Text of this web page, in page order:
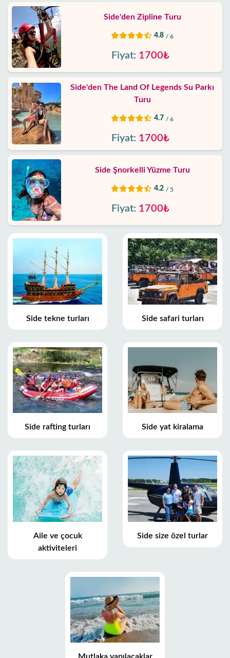
Side'den Zipline Turu
4.8 / 6
Fiyat: 1700₺
Side'den The Land Of Legends Su Parkı
Turu
4.7 / 6
Fiyat: 1700₺
Side Şnorkelli Yüzme Turu
4.2 / 5
Fiyat: 1700₺
Side tekne turları Side safari turları
Side rafting turları Side yat kiralama
Aile ve çocuk
aktiviteleri
Side size özel turlar